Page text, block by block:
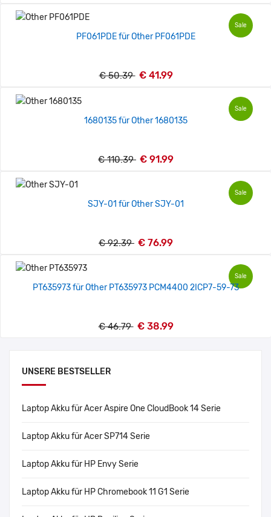
UNSERE BESTSELLER
Laptop Akku für Acer Aspire One CloudBook 14 Serie
Laptop Akku für Acer SP714 Serie
Laptop Akku für HP Envy Serie
Laptop Akku für HP Chromebook 11 G1 Serie
Sale
PF061PDE für Other PF061PDE
€ 50.39 € 41.99
Sale
1680135 für Other 1680135
€ 110.39 € 91.99
Sale
SJY-01 für Other SJY-01
€ 92.39 € 76.99
Sale
PT635973 für Other PT635973 PCM4400 2ICP7-59-73
€ 46.79 € 38.99